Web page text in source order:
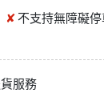
不支持無障礙
服務